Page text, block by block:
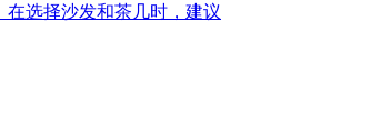
选择沙发和茶几时，建议